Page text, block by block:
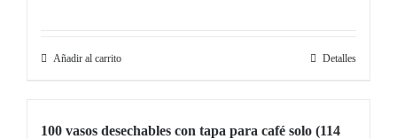
Añadir al carrito Detalles
100 vasos desechables con tapa para café solo (114